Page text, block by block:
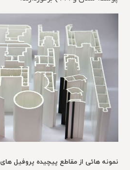
نمونه هائی از مقاطع پیچیده پروفیل های UPVC